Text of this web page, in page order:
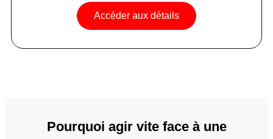
Accéder aux détails
Pourquoi agir vite face à une